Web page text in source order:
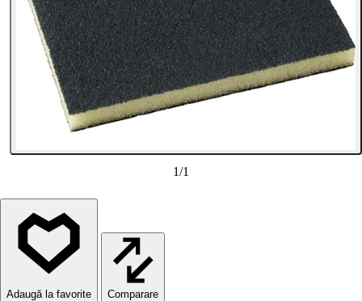
1/1
Comparare